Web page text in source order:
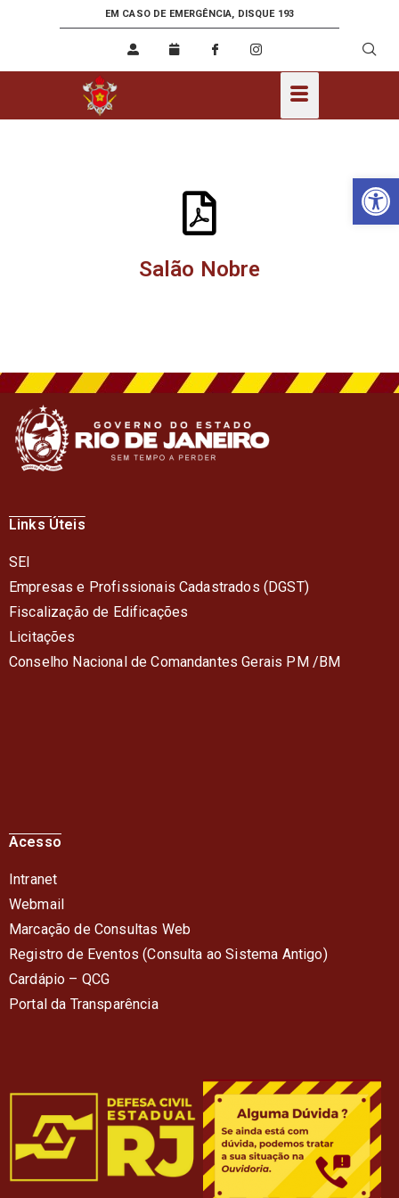
EM CASO DE EMERGÊNCIA, DISQUE 193
Salão Nobre
Links Úteis
SEI
Empresas e Profissionais Cadastrados (DGST)
Fiscalização de Edificações
Licitações
Conselho Nacional de Comandantes Gerais PM /BM
Acesso
Intranet
Webmail
Marcação de Consultas Web
Registro de Eventos (Consulta ao Sistema Antigo)
Cardápio – QCG
Portal da Transparência